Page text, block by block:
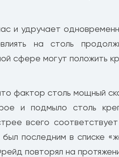
и удручает
на столь
сфере могут положить
фактор столь мощный
и подмыло столь
всего
последним в списке
повторял на